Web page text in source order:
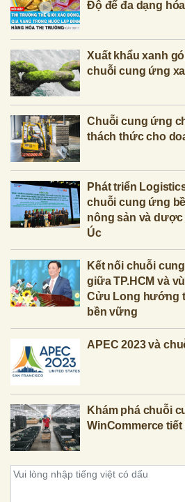
Độ để đa dạng
Xuất khẩu xanh
chuỗi cung ứng
Chuỗi cung ứng
thách thức cho
Phát triển
chuỗi cung ứng
nông sản và
Úc
Kết nối chuỗi
giữa TP.HCM và
Cửu Long hướng
bền vững
APEC 2023 và
Khám phá chuỗi
WinCommerce